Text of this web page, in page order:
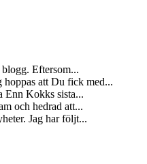
Eftersom...
hoppas att Du fick med...
Enn Kokks sista...
och hedrad att...
Jag har följt...